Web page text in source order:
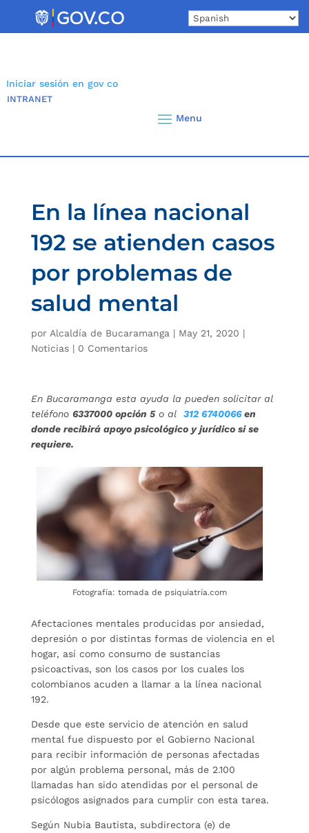
Iniciar sesión en gov co
INTRANET
En la línea nacional
192 se atienden casos
por problemas de
salud mental
por Alcaldía de Bucaramanga | May 21, 2020 |
Noticias| 0 Comentarios
En Bucaramanga esta ayuda la pueden solicitar al
teléfono 6337000 opción 5o al 312 6740066en
donde recibirá apoyo psicológico y jurídico si se
requiere.
Fotografía: tomada de psiquiatría.com
Afectaciones mentales producidas por ansiedad,
depresión o por distintas formas de violencia en el
hogar, así como consumo de sustancias
psicoactivas, son los casos por los cuales los
colombianos acuden a llamar a la línea nacional
192.
Desde que este servicio de atención en salud
mental fue dispuesto por el Gobierno Nacional
para recibir información de personas afectadas
por algún problema personal, más de 2.100
llamadas han sido atendidas por el personal de
psicólogos asignados para cumplir con esta tarea.
Según Nubia Bautista, subdirectora (e) de